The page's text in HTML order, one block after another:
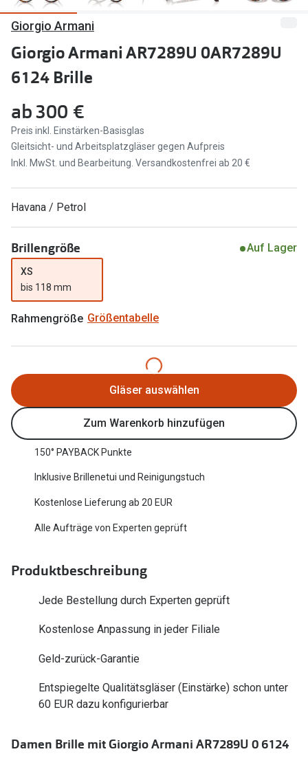
Marken
Ray-Ban
DbyD
Prada
Seen
Miu Miu
alle Marken
Brillenpass richtig lesen
Alle Brillen Ratgeber
Angebote
Brillen 2 für 1
20% auf selbsttönende Gläser
Back to School: 50% auf die zweite Kinderbrille
Trends
Ray-Ban Meta
Oakley Meta
Glaspakete
Glasveredelungen
Brillenglas Typen
Transitions Gläser
Stellest®-Brillengläser
Marken
Oakley
Randlose
Farbe
Giorgio Armani
Giorgio Armani AR7289U 0AR7289U
6124 Brille
ab300 €
Preis inkl. Einstärken-Basisglas
Gleitsicht- und Arbeitsplatzgläser gegen Aufpreis
Inkl. MwSt. und Bearbeitung. Versandkostenfrei ab 20 €
Havana / Petrol
Brillengröße Auf Lager
XS
bis 118 mm
Rahmengröße Größentabelle
Gläser auswählen
Zum Warenkorb hinzufügen
150° PAYBACK Punkte
Inklusive Brillenetui und Reinigungstuch
Kostenlose Lieferung ab 20 EUR
Alle Aufträge von Experten geprüft
Produktbeschreibung
Jede Bestellung durch Experten geprüft
Kostenlose Anpassung in jeder Filiale
Geld-zurück-Garantie
Entspiegelte Qualitätsgläser (Einstärke) schon unter
60 EUR dazu konfigurierbar
Damen Brille mit Giorgio Armani AR7289U 0 6124